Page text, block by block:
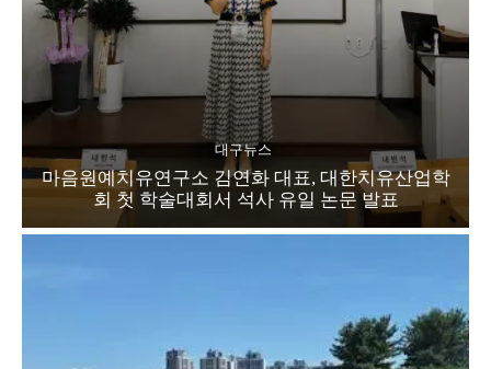
대구뉴스
마음원예치유연구소 김연화 대표, 대한치유산업학
회 첫 학술대회서 석사 유일 논문 발표